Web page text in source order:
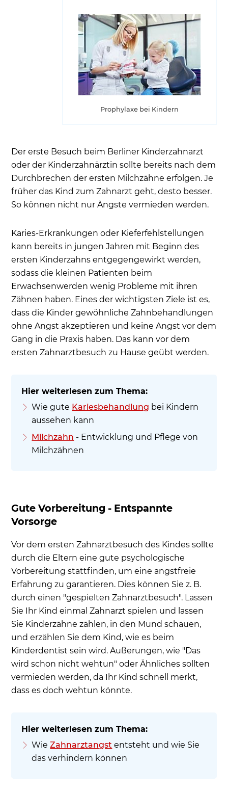
Prophylaxe bei Kindern
Der erste Besuch beim Berliner Kinderzahnarzt
oder der Kinderzahnärztin sollte bereits nach dem
Durchbrechen der ersten Milchzähne erfolgen. Je
früher das Kind zum Zahnarzt geht, desto besser.
So können nicht nur Ängste vermieden werden.
Karies-Erkrankungen oder Kieferfehlstellungen
kann bereits in jungen Jahren mit Beginn des
ersten Kinderzahns entgegengewirkt werden,
sodass die kleinen Patienten beim
Erwachsenwerden wenig Probleme mit ihren
Zähnen haben. Eines der wichtigsten Ziele ist es,
dass die Kinder gewöhnliche Zahnbehandlungen
ohne Angst akzeptieren und keine Angst vor dem
Gang in die Praxis haben. Das kann vor dem
ersten Zahnarztbesuch zu Hause geübt werden.
Wie gute Kariesbehandlung bei Kindern
aussehen kann
Milchzahn - Entwicklung und Pflege von
Milchzähnen
Gute Vorbereitung - Entspannte
Vorsorge
Vor dem ersten Zahnarztbesuch des Kindes sollte
durch die Eltern eine gute psychologische
Vorbereitung stattfinden, um eine angstfreie
Erfahrung zu garantieren. Dies können Sie z. B.
durch einen "gespielten Zahnarztbesuch". Lassen
Sie Ihr Kind einmal Zahnarzt spielen und lassen
Sie Kinderzähne zählen, in den Mund schauen,
und erzählen Sie dem Kind, wie es beim
Kinderdentist sein wird. Äußerungen, wie "Das
wird schon nicht wehtun" oder Ähnliches sollten
vermieden werden, da Ihr Kind schnell merkt,
dass es doch wehtun könnte.
WieZahnarztangst entsteht und wie Sie
das verhindern können